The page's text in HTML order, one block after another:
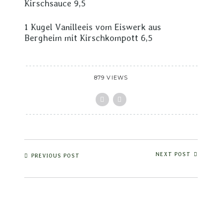
Kirschsauce 9,5
1 Kugel Vanilleeis vom Eiswerk aus
Bergheim mit Kirschkompott 6,5
879 VIEWS
PREVIOUS POST NEXT POST